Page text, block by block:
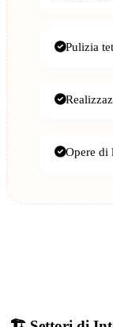
Pulizia
Opere di